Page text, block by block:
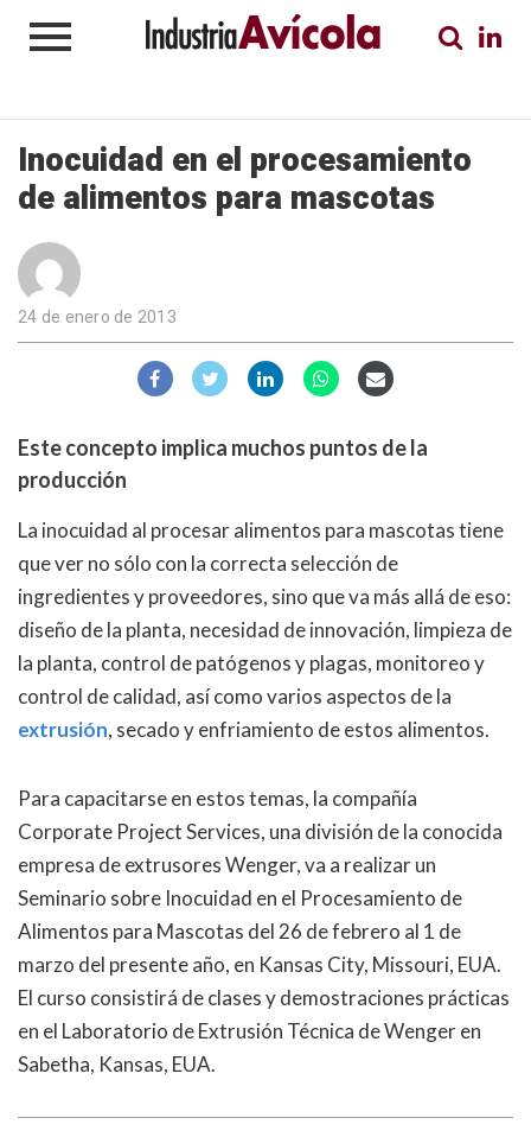
Inocuidad en el procesamiento
de alimentos para mascotas
24 de enero de 2013
Este concepto implica muchos puntos de la
producción
La inocuidad al procesar alimentos para mascotas tiene
que ver no sólo con la correcta selección de
ingredientes y proveedores, sino que va más allá de eso:
diseño de la planta, necesidad de innovación, limpieza de
la planta, control de patógenos y plagas, monitoreo y
control de calidad, así como varios aspectos de la
extrusión, secado y enfriamiento de estos alimentos.
Para capacitarse en estos temas, la compañía
Corporate Project Services, una división de la conocida
empresa de extrusores Wenger, va a realizar un
Seminario sobre Inocuidad en el Procesamiento de
Alimentos para Mascotas del 26 de febrero al 1 de
marzo del presente año, en Kansas City, Missouri, EUA.
El curso consistirá de clases y demostraciones prácticas
en el Laboratorio de Extrusión Técnica de Wenger en
Sabetha, Kansas, EUA.